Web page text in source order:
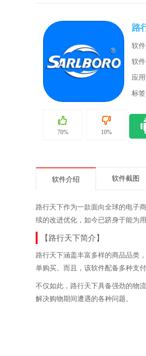
70% 10%
路
软件
软件
应
标签
软件介绍 软件截图
路行天下作为一款面向全球的电子
续的改进优化，如今已跻身于能为
【路行天下简介】
路行天下涵盖丰富多样的商品品类
单购买。而且，该软件配备多种支
不仅如此，路行天下具备强劲的物
解决购物期间遭遇的各种问题。